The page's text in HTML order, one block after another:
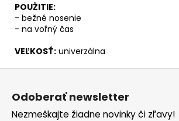
POUŽITIE:
- bežné nosenie
- na voľný čas
VEĽKOSŤ: univerzálna
Z
Odoberať newsletter
Nezmeškajte žiadne novinky či zľavy!